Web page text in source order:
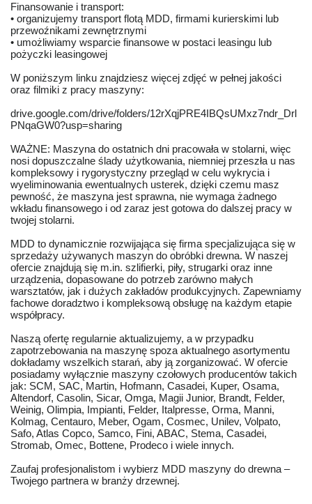
Finansowanie i transport:
• organizujemy transport flotą MDD, firmami kurierskimi lub
przewoźnikami zewnętrznymi
• umożliwiamy wsparcie finansowe w postaci leasingu lub
pożyczki leasingowej
W poniższym linku znajdziesz więcej zdjęć w pełnej jakości
oraz filmiki z pracy maszyny:
drive.google.com/drive/folders/12rXqjPRE4IBQsUMxz7ndr_Drl
PNqaGW0?usp=sharing
WAŻNE: Maszyna do ostatnich dni pracowała w stolarni, więc
nosi dopuszczalne ślady użytkowania, niemniej przeszła u nas
kompleksowy i rygorystyczny przegląd w celu wykrycia i
wyeliminowania ewentualnych usterek, dzięki czemu masz
pewność, że maszyna jest sprawna, nie wymaga żadnego
wkładu finansowego i od zaraz jest gotowa do dalszej pracy w
twojej stolarni.
MDD to dynamicznie rozwijająca się firma specjalizująca się w
sprzedaży używanych maszyn do obróbki drewna. W naszej
ofercie znajdują się m.in. szlifierki, piły, strugarki oraz inne
urządzenia, dopasowane do potrzeb zarówno małych
warsztatów, jak i dużych zakładów produkcyjnych. Zapewniamy
fachowe doradztwo i kompleksową obsługę na każdym etapie
współpracy.
Naszą ofertę regularnie aktualizujemy, a w przypadku
zapotrzebowania na maszynę spoza aktualnego asortymentu
dokładamy wszelkich starań, aby ją zorganizować. W ofercie
posiadamy wyłącznie maszyny czołowych producentów takich
jak: SCM, SAC, Martin, Hofmann, Casadei, Kuper, Osama,
Altendorf, Casolin, Sicar, Omga, Magii Junior, Brandt, Felder,
Weinig, Olimpia, Impianti, Felder, Italpresse, Orma, Manni,
Kolmag, Centauro, Meber, Ogam, Cosmec, Unilev, Volpato,
Safo, Atlas Copco, Samco, Fini, ABAC, Stema, Casadei,
Stromab, Omec, Bottene, Prodeco i wiele innych.
Zaufaj profesjonalistom i wybierz MDD maszyny do drewna –
Twojego partnera w branży drzewnej.